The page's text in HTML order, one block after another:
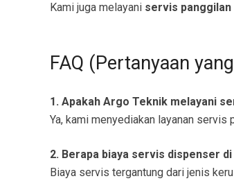
Kami juga melayani servis
FAQ (Pertanyaan
1. Apakah Argo Teknik melayani
Ya, kami menyediakan layanan
2. Berapa biaya servis dispenser
Biaya servis tergantung dari jenis